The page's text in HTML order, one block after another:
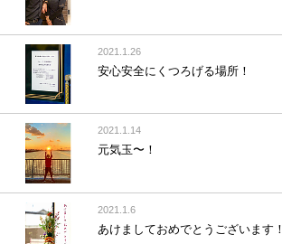
2021.1.26
安心安全にくつろげる場所！
2021.1.14
元気玉〜！
2021.1.6
あけましておめでとうございます！